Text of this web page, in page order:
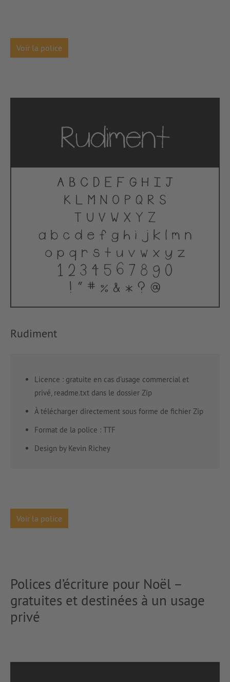
Voir la police
Rudiment
Licence : gratuite en cas d’usage commercial et
privé, readme.txt dans le dossier Zip
À télécharger directement sous forme de fichier Zip
Format de la police : TTF
Design by Kevin Richey
Voir la police
Polices d’écriture pour Noël –
gratuites et destinées à un usage
privé